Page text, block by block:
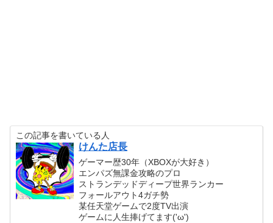
この記事を書いている人
けんた店長
ゲーマー歴30年（XBOXが大好き）
エンパズ無課金攻略のプロ
ストランデッドディープ世界ランカー
フォールアウト4ガチ勢
某任天堂ゲームで2度TV出演
ゲームに人生捧げてます('ω')